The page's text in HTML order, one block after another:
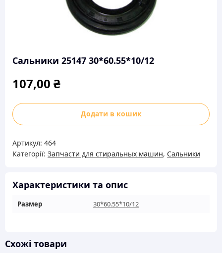
Сальники 25147 30*60.55*10/12
107,00 ₴
Сальники
25147 30*60.55*10/12
Додати в кошик
Артикул: 464
Категорії: Запчасти для стиральных машин, Сальники
Характеристики та опис
Размер 30*60.55*10/12
Схожі товари